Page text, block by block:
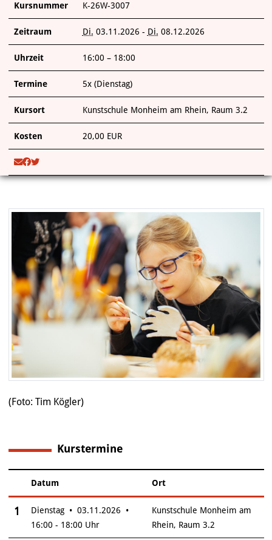
Kursnummer K-26W-3007
Zeitraum Di. 03.11.2026 - Di. 08.12.2026
Uhrzeit 16:00 – 18:00
Termine 5x (Dienstag)
Kursort Kunstschule Monheim am Rhein, Raum 3.2
Kosten 20,00 EUR
(Foto: Tim Kögler)
Kurstermine
Insgesamt gibt es 5 Termine zum diesen Kurs
–
Datum Ort
1
Dienstag • 03.11.2026 •
16:00 - 18:00 Uhr
Kunstschule Monheim am
Rhein, Raum 3.2